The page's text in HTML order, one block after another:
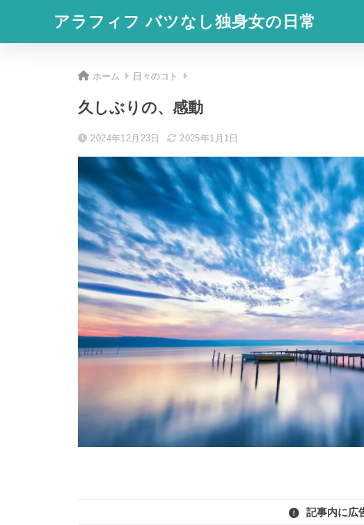
アラフィフ バツなし独身女の日常
ホーム 日々のコト
久しぶりの、感動
2024年12月23日 2025年1月1日
記事内に広